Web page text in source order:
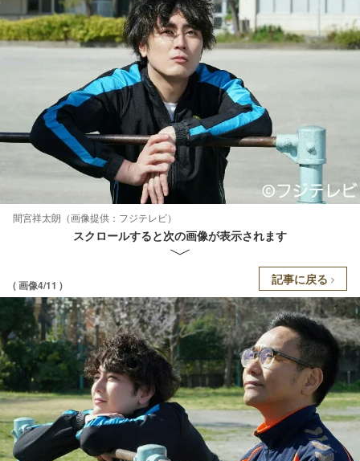
間宮祥太朗（画像提供：フジテレビ）
スクロールすると次の画像が表示されます
( 画像4/11 ) 記事に戻る